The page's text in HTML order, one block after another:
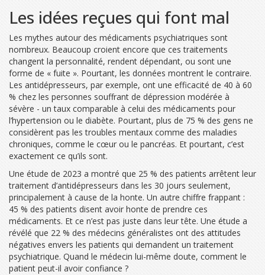
Les idées reçues qui font mal
Les mythes autour des médicaments psychiatriques sont
nombreux. Beaucoup croient encore que ces traitements
changent la personnalité, rendent dépendant, ou sont une
forme de « fuite ». Pourtant, les données montrent le contraire.
Les antidépresseurs, par exemple, ont une efficacité de 40 à 60
% chez les personnes souffrant de dépression modérée à
sévère - un taux comparable à celui des médicaments pour
l’hypertension ou le diabète. Pourtant, plus de 75 % des gens ne
considèrent pas les troubles mentaux comme des maladies
chroniques, comme le cœur ou le pancréas. Et pourtant, c’est
exactement ce qu’ils sont.
Une étude de 2023 a montré que 25 % des patients arrêtent leur
traitement d’antidépresseurs dans les 30 jours seulement,
principalement à cause de la honte. Un autre chiffre frappant :
45 % des patients disent avoir honte de prendre ces
médicaments. Et ce n’est pas juste dans leur tête. Une étude a
révélé que 22 % des médecins généralistes ont des attitudes
négatives envers les patients qui demandent un traitement
psychiatrique. Quand le médecin lui-même doute, comment le
patient peut-il avoir confiance ?